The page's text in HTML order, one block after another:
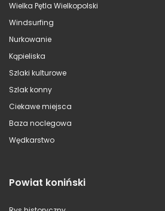
Wielka Pętla Wielkopolski
Windsurfing
Nurkowanie
Kąpieliska
Szlaki kulturowe
Szlak konny
Ciekawe miejsca
Baza noclegowa
Wędkarstwo
Powiat koniński